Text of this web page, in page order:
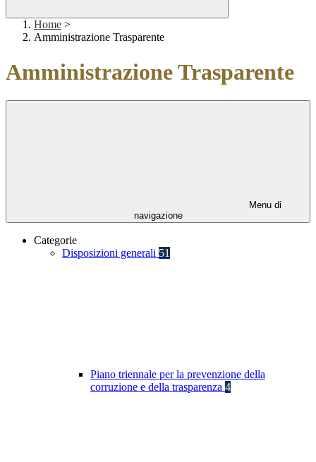
Home >
Amministrazione Trasparente
Amministrazione Trasparente
Menu di
navigazione
Categorie
Disposizioni generali 51
Piano triennale per la prevenzione della
corruzione e della trasparenza 4